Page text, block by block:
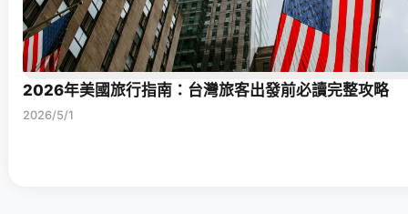
2026年美國旅行指南：台灣旅客出發前必讀完整攻略
2026/5/1